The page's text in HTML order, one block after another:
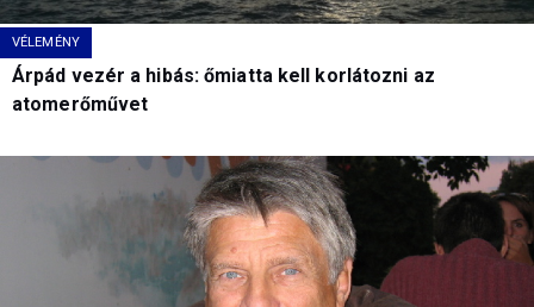
VÉLEMÉNY
Árpád vezér a hibás: őmiatta kell korlátozni az
atomerőművet